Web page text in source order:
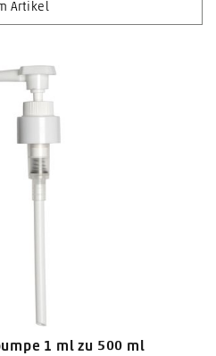
Artikel
1 ml zu 500 ml